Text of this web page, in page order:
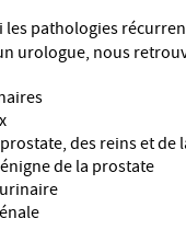
pathologies
urologue, nous
des reins et de
de la prostate